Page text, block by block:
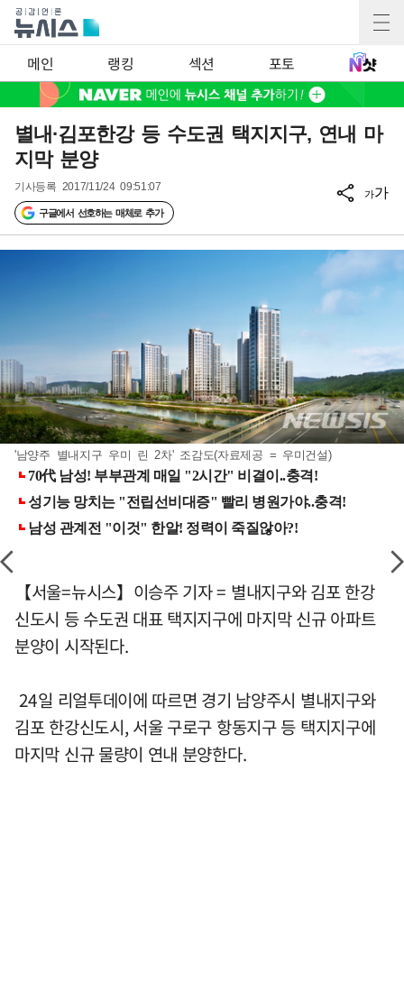
메인 랭킹 섹션 포토
별내·김포한강 등 수도권 택지지구, 연내 마
지막 분양
기사등록 2017/11/24 09:51:07
구글에서 선호하는 매체로 추가
가가
'남양주 별내지구 우미 린 2차' 조감도(자료제공 = 우미건설)
【서울=뉴시스】이승주 기자 = 별내지구와 김포 한강
신도시 등 수도권 대표 택지지구에 마지막 신규 아파트
분양이 시작된다.
24일 리얼투데이에 따르면 경기 남양주시 별내지구와
김포 한강신도시, 서울 구로구 항동지구 등 택지지구에
마지막 신규 물량이 연내 분양한다.